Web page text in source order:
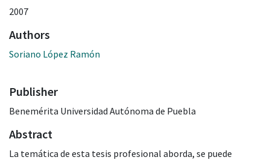
2007
Authors
Soriano López Ramón
Publisher
Benemérita Universidad Autónoma de Puebla
Abstract
La temática de esta tesis profesional aborda, se puede